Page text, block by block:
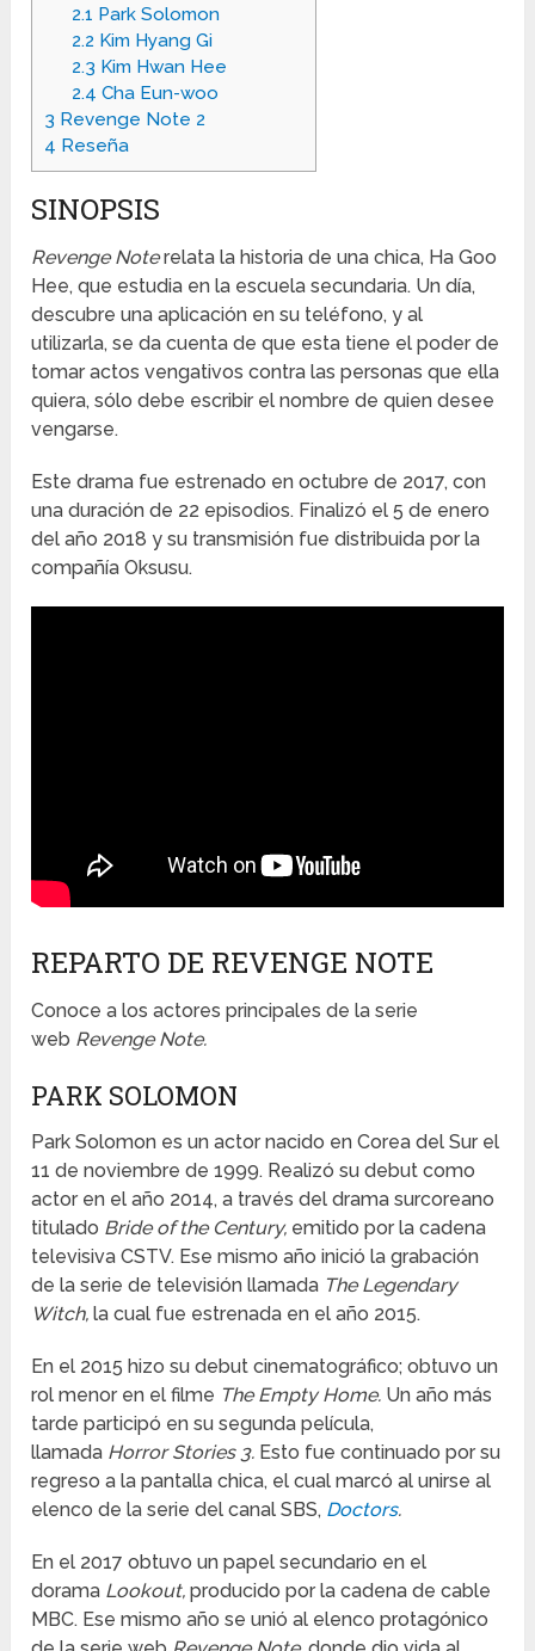
2.1 Park Solomon
2.2 Kim Hyang Gi
2.3 Kim Hwan Hee
2.4 Cha Eun-woo
3 Revenge Note 2
4 Reseña
SINOPSIS
Revenge Noterelata la historia de una chica, Ha Goo
Hee, que estudia en la escuela secundaria. Un día,
descubre una aplicación en su teléfono, y al
utilizarla, se da cuenta de que esta tiene el poder de
tomar actos vengativos contra las personas que ella
quiera, sólo debe escribir el nombre de quien desee
vengarse.
Este drama fue estrenado en octubre de 2017, con
una duración de 22 episodios. Finalizó el 5 de enero
del año 2018 y su transmisión fue distribuida por la
compañía Oksusu.
REPARTO DE REVENGE NOTE
Conoce a los actores principales de la serie
web Revenge Note.
PARK SOLOMON
Park Solomon es un actor nacido en Corea del Sur el
11 de noviembre de 1999. Realizó su debut como
actor en el año 2014, a través del drama surcoreano
titulado Bride of the Century, emitido por la cadena
televisiva CSTV. Ese mismo año inició la grabación
de la serie de televisión llamada The Legendary
Witch,la cual fue estrenada en el año 2015.
En el 2015 hizo su debut cinematográfico; obtuvo un
rol menor en el filme The Empty Home. Un año más
tarde participó en su segunda película,
llamada Horror Stories 3. Esto fue continuado por su
regreso a la pantalla chica, el cual marcó al unirse al
elenco de la serie del canal SBS, Doctors.
En el 2017 obtuvo un papel secundario en el
dorama Lookout,producido por la cadena de cable
MBC. Ese mismo año se unió al elenco protagónico